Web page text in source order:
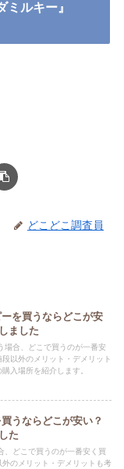
ルキー』
どこどこ調査員
を買うならどこが安
ました
場合、どこで買うのが一番安
以外のメリット・デメリット
入場所を紹介します。
うならどこが安い？
た
、どこで買うのが一番安く買
のメリット・デメリットも考